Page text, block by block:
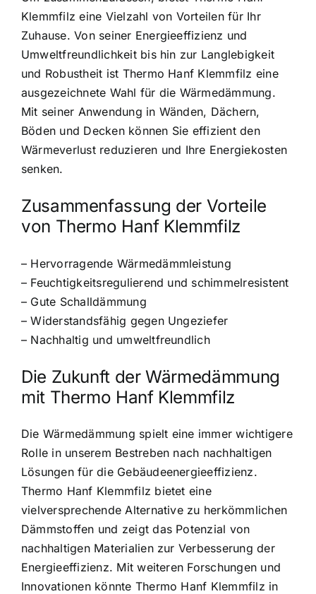
Klemmfilz eine Vielzahl von Vorteilen für Ihr
Zuhause. Von seiner Energieeffizienz und
Umweltfreundlichkeit bis hin zur Langlebigkeit
und Robustheit ist Thermo Hanf Klemmfilz eine
ausgezeichnete Wahl für die Wärmedämmung.
Mit seiner Anwendung in Wänden, Dächern,
Böden und Decken können Sie effizient den
Wärmeverlust reduzieren und Ihre Energiekosten
senken.
Zusammenfassung der Vorteile
von Thermo Hanf Klemmfilz
– Hervorragende Wärmedämmleistung
– Feuchtigkeitsregulierend und schimmelresistent
– Gute Schalldämmung
– Widerstandsfähig gegen Ungeziefer
– Nachhaltig und umweltfreundlich
Die Zukunft der Wärmedämmung
mit Thermo Hanf Klemmfilz
Die Wärmedämmung spielt eine immer wichtigere
Rolle in unserem Bestreben nach nachhaltigen
Lösungen für die Gebäudeenergieeffizienz.
Thermo Hanf Klemmfilz bietet eine
vielversprechende Alternative zu herkömmlichen
Dämmstoffen und zeigt das Potenzial von
nachhaltigen Materialien zur Verbesserung der
Energieeffizienz. Mit weiteren Forschungen und
Innovationen könnte Thermo Hanf Klemmfilz in